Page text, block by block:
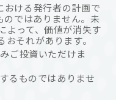
ける発行者の計画で
のではありません。未
よって、価値が消失す
それがあります。
ご投資いただけま
るものではありませ